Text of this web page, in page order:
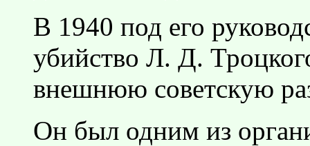
В 1940 под его
убийство Л. Д.
внешнюю советскую
Он был одним из